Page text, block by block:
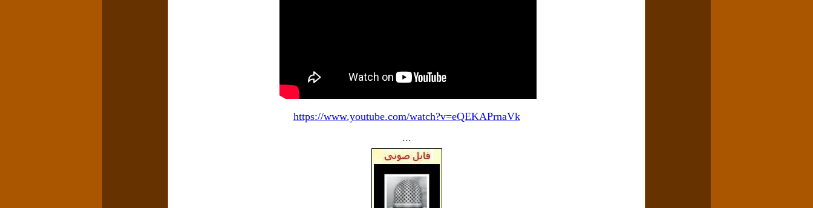
https://www.youtube.com/watch?v=eQEKAPrnaVk
...